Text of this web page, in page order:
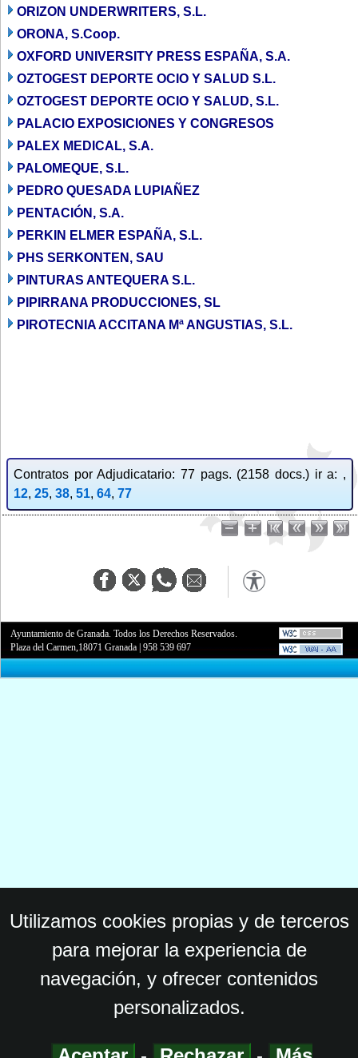
ORIZON UNDERWRITERS, S.L.
ORONA, S.Coop.
OXFORD UNIVERSITY PRESS ESPAÑA, S.A.
OZTOGEST DEPORTE OCIO Y SALUD S.L.
OZTOGEST DEPORTE OCIO Y SALUD, S.L.
PALACIO EXPOSICIONES Y CONGRESOS
PALEX MEDICAL, S.A.
PALOMEQUE, S.L.
PEDRO QUESADA LUPIAÑEZ
PENTACIÓN, S.A.
PERKIN ELMER ESPAÑA, S.L.
PHS SERKONTEN, SAU
PINTURAS ANTEQUERA S.L.
PIPIRRANA PRODUCCIONES, SL
PIROTECNIA ACCITANA Mª ANGUSTIAS, S.L.
Contratos por Adjudicatario: 77 pags. (2158 docs.) ir a: ,
12, 25, 38, 51, 64, 77
Ayuntamiento de Granada. Todos los Derechos Reservados.
Plaza del Carmen,18071 Granada |958 539 697
Utilizamos cookies propias y de terceros
para mejorar la experiencia de
navegación, y ofrecer contenidos
personalizados.